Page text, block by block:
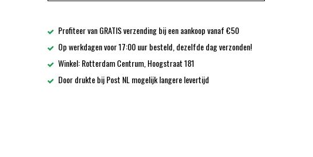
Profiteer van GRATIS verzending bij een aankoop vanaf €50
Op werkdagen voor 17:00 uur besteld, dezelfde dag verzonden!
Winkel: Rotterdam Centrum, Hoogstraat 181
Door drukte bij Post NL mogelijk langere levertijd